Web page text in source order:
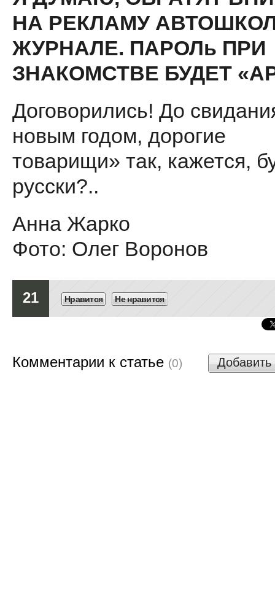
НА РЕКЛАМУ
ЖУРНАЛЕ. ПАРОЛь ПРИ
ЗНАКОМСТВЕ БУДЕТ
Договорились! До
новым годом, дорогие
товарищи» так, кажется,
русски?..
Анна Жарко
Фото: Олег Воронов
21 Нравится Не нравится
Комментарии к статье (0)